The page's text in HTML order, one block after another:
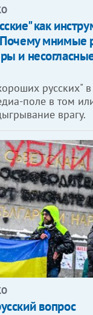
как
мнимые
и
русских" в
поле в том
врагу.
вопрос